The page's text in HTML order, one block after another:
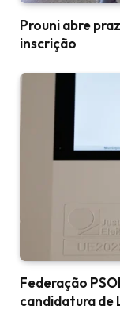
Prouni abre
inscrição
Federação
candidatura de